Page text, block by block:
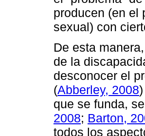
producen (en el
sexual) con
De esta
de la
desconocer el
(Abberley, 2008
que se funda,
2008; Barton,
todos los